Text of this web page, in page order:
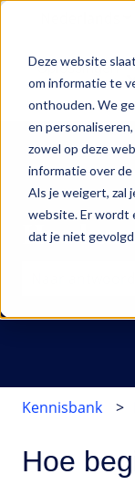
Deze website
om informatie te
onthouden. We
en
zowel op deze
informatie over
Als je weigert, zal
website. Er wordt
dat je niet
Oplossingen
Hoe
Kennisbank
Hoe